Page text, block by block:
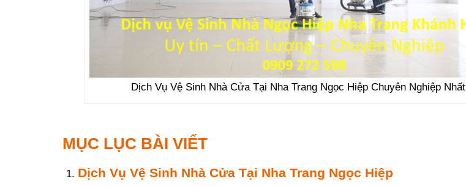
Dịch Vụ Vệ Sinh Nhà Cửa Tại Nha Trang Ngọc Hiệp Chuyên Nghiệp Nhất
MỤC LỤC BÀI VIẾT
Dịch Vụ Vệ Sinh Nhà Cửa Tại Nha Trang Ngọc Hiệp